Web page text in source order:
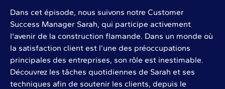
Dans cet épisode, nous suivons notre Customer
Success Manager Sarah, qui participe activement
l'avenir de la construction flamande. Dans un monde où
la satisfaction client est l’une des préoccupations
principales des entreprises, son rôle est inestimable.
Découvrez les tâches quotidiennes de Sarah et ses
techniques afin de soutenir les clients, depuis le